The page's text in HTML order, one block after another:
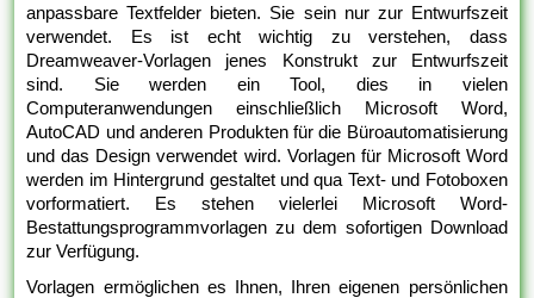
anpassbare Textfelder bieten. Sie sein nur zur Entwurfszeit
verwendet. Es ist echt wichtig zu verstehen, dass
Dreamweaver-Vorlagen jenes Konstrukt zur Entwurfszeit
sind. Sie werden ein Tool, dies in vielen
Computeranwendungen einschließlich Microsoft Word,
AutoCAD und anderen Produkten für die Büroautomatisierung
und das Design verwendet wird. Vorlagen für Microsoft Word
werden im Hintergrund gestaltet und qua Text- und Fotoboxen
vorformatiert. Es stehen vielerlei Microsoft Word-
Bestattungsprogrammvorlagen zu dem sofortigen Download
zur Verfügung.
Vorlagen ermöglichen es Ihnen, Ihren eigenen persönlichen